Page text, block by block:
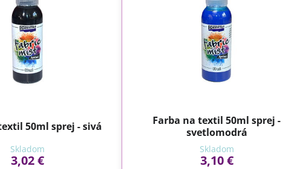
50ml sprej - sivá
Skladom
3,02 €
Farba na textil 50ml sprej -
svetlomodrá
Skladom
3,10 €